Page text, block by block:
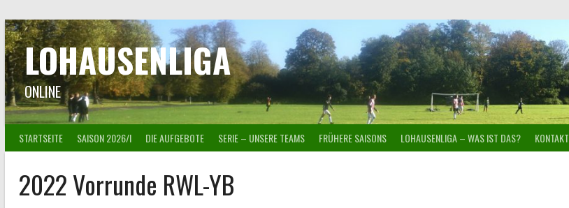
zum
InhaltLOHAUSENLIGA
ONLINE
STARTSEITE SAISON 2026/I DIE AUFGEBOTE SERIE – UNSERE TEAMS FRÜHERE SAISONS LOHAUSENLIGA – WAS IST DAS? KONTAKT
2022 Vorrunde RWL-YB